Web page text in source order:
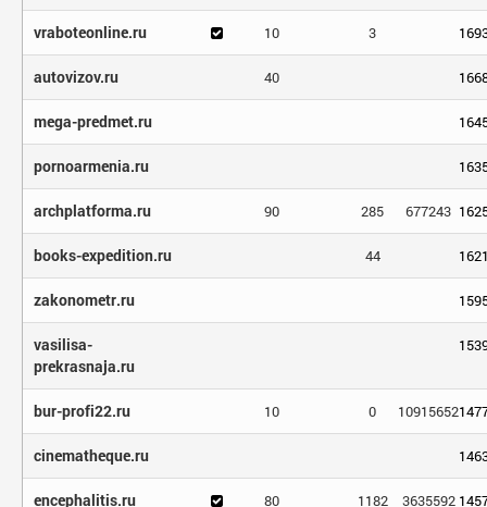
vraboteonline.ru 10 3
autovizov.ru 40
mega-predmet.ru
pornoarmenia.ru
archplatforma.ru 90 285 677243
books-expedition.ru 44
zakonometr.ru
vasilisa-
prekrasnaja.ru
bur-profi22.ru 10 0 10915652
cinematheque.ru
encephalitis.ru 80 1182 3635592